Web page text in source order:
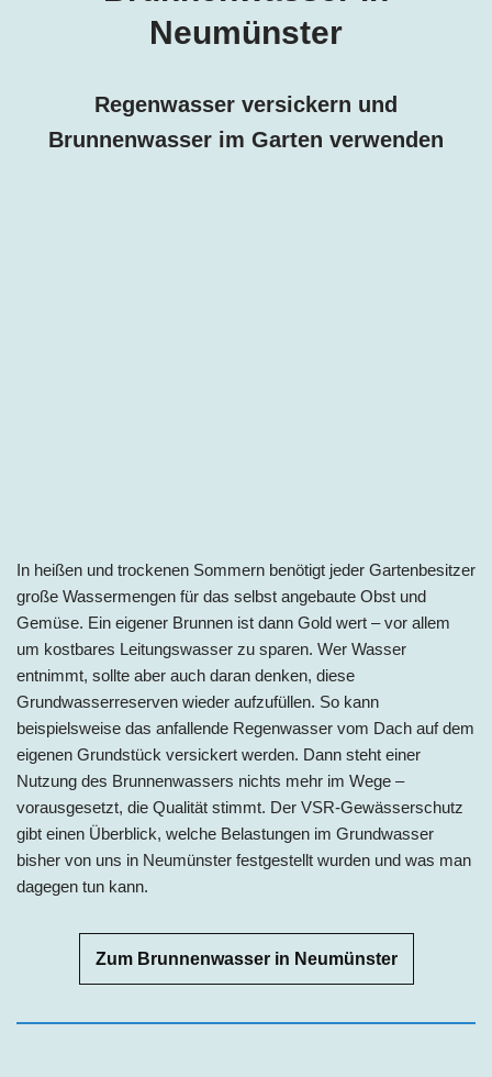
Neumünster
Regenwasser versickern und
Brunnenwasser im Garten verwenden
In heißen und trockenen Sommern benötigt jeder Gartenbesitzer
große Wassermengen für das selbst angebaute Obst und
Gemüse. Ein eigener Brunnen ist dann Gold wert – vor allem
um kostbares Leitungswasser zu sparen. Wer Wasser
entnimmt, sollte aber auch daran denken, diese
Grundwasserreserven wieder aufzufüllen. So kann
beispielsweise das anfallende Regenwasser vom Dach auf dem
eigenen Grundstück versickert werden. Dann steht einer
Nutzung des Brunnenwassers nichts mehr im Wege –
vorausgesetzt, die Qualität stimmt. Der VSR-Gewässerschutz
gibt einen Überblick, welche Belastungen im Grundwasser
bisher von uns in Neumünster festgestellt wurden und was man
dagegen tun kann.
Zum Brunnenwasser in Neumünster